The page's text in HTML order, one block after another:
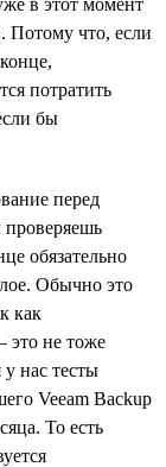
Потому что, если
потратить
бы
перед
проверяешь
обязательно
Обычно это
как
это не тоже
нас тесты
Veeam Backup
То есть